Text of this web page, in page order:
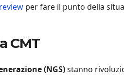
per fare il punto della
CMT
(NGS)stanno